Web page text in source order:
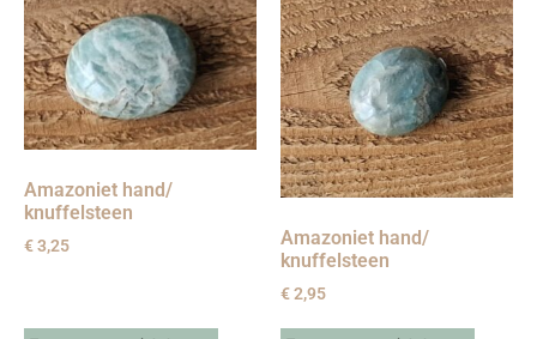
Amazoniet hand/
knuffelsteen
€3,25
Amazoniet hand/
knuffelsteen
€2,95